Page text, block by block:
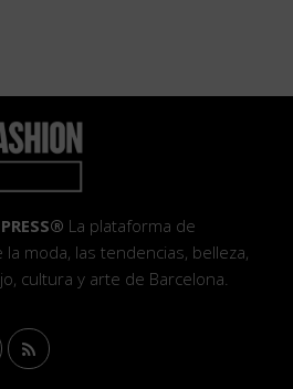
La plataforma de
moda, las tendencias, belleza,
cultura y arte de Barcelona.